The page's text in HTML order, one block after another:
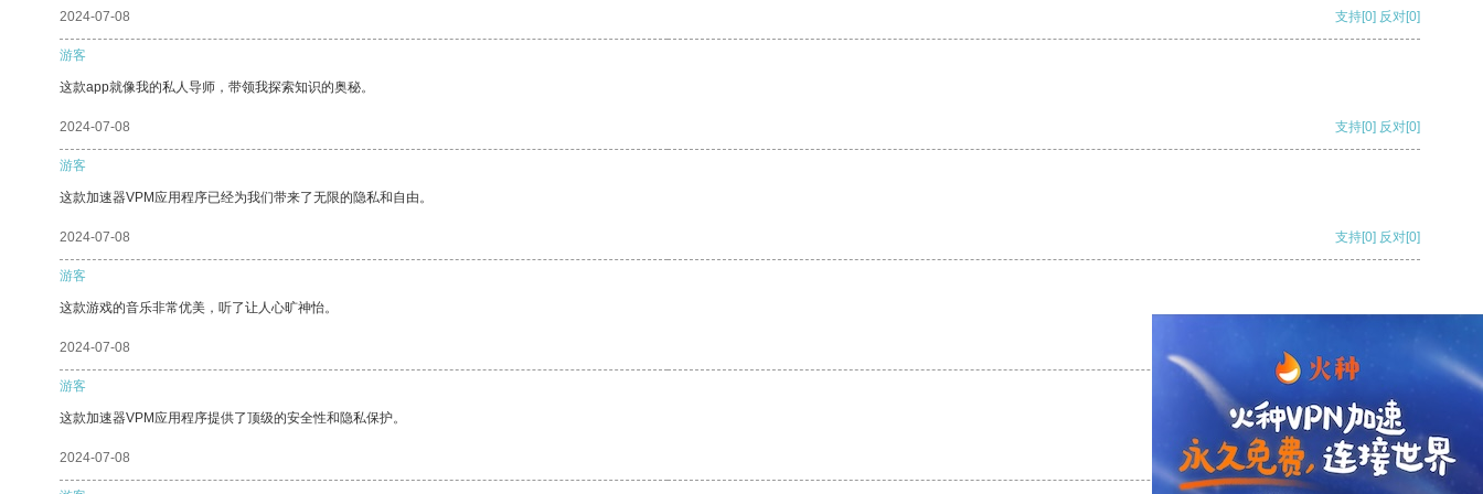
2024-07-08 支持[0] 反对[0]
游客
这款app就像我的私人导师，带领我探索知识的奥秘。
2024-07-08 支持[0] 反对[0]
游客
这款加速器VPM应用程序已经为我们带来了无限的隐私和自由。
2024-07-08 支持[0] 反对[0]
游客
这款游戏的音乐非常优美，听了让人心旷神怡。
2024-07-08
游客
这款加速器VPM应用程序提供了顶级的安全性和隐私保护。
2024-07-08 支持[0] 反对[0]